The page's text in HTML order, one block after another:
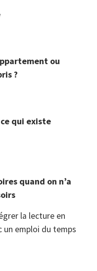
ou
?
qui existe
quand on n’a
la lecture en
un emploi du temps